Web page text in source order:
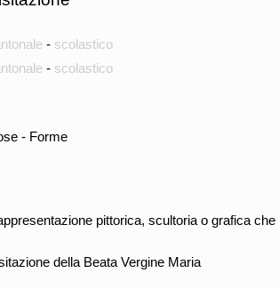
- scolastico
- scolastico
- Forme
pittorica, scultoria o grafica
della Beata Vergine Maria